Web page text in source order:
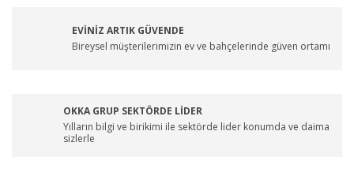
EVİNİZ ARTIK GÜVENDE
Bireysel müşterilerimizin ev ve bahçelerinde güven ortamı
OKKA GRUP SEKTÖRDE LİDER
Yılların bilgi ve birikimi ile sektörde lider konumda ve daima
sizlerle